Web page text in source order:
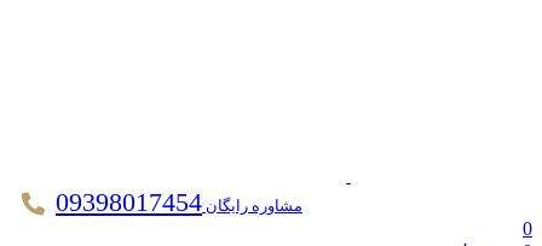
مشاوره رایگان 09398017454